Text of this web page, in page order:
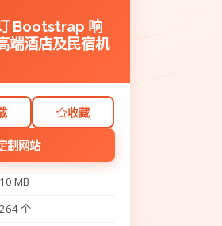
Bootstrap 响
端酒店及民宿机
收藏
制网站
10 MB
264 个